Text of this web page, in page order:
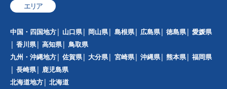
エリア
中国・四国地方 山口県 岡山県 島根県 広島県 徳島県
愛媛県
香川県
高知県
鳥取県
九州・沖縄地方
佐賀県 大分県 宮崎県 沖縄県 熊本県
福岡県
長崎県
鹿児島県
北海道地方
北海道